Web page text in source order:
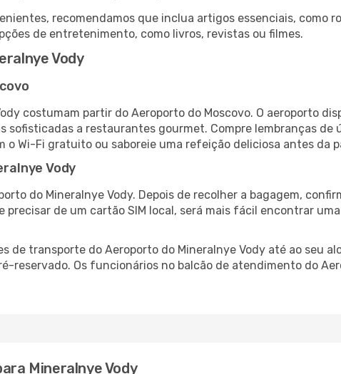
recomendamos que inclua artigos essenciais, como
de entretenimento, como livros, revistas ou filmes.
Vody
costumam partir do Aeroporto do Moscovo. O aeroporto
sofisticadas a restaurantes gourmet. Compre lembranças
o Wi-Fi gratuito ou saboreie uma refeição deliciosa antes da
Vody
do Mineralnye Vody. Depois de recolher a bagagem,
de um cartão SIM local, será mais fácil encontrar
de transporte do Aeroporto do Mineralnye Vody até ao seu
reservado. Os funcionários no balcão de atendimento do
Mineralnye Vody